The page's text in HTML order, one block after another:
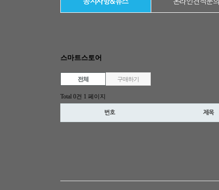
스마트스토어
전체 구매하기
Total 0건 1 페이지
번호 제목